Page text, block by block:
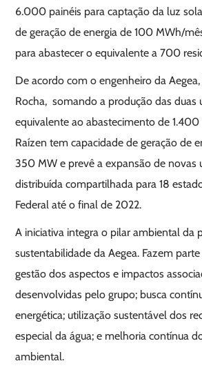
6.000 painéis para captação da luz
de geração de energia de 100 MWh/
para abastecer o equivalente a 700
De acordo com o engenheiro da
Rocha, somando a produção das duas
equivalente ao abastecimento de 1.400
Raízen tem capacidade de geração de
350 MW e prevê a expansão de novas
distribuída compartilhada para 18
Federal até o final de 2022.
A iniciativa integra o pilar ambiental da
sustentabilidade da Aegea. Fazem
gestão dos aspectos e impactos
desenvolvidas pelo grupo; busca
energética; utilização sustentável dos
especial da água; e melhoria contínua
ambiental.